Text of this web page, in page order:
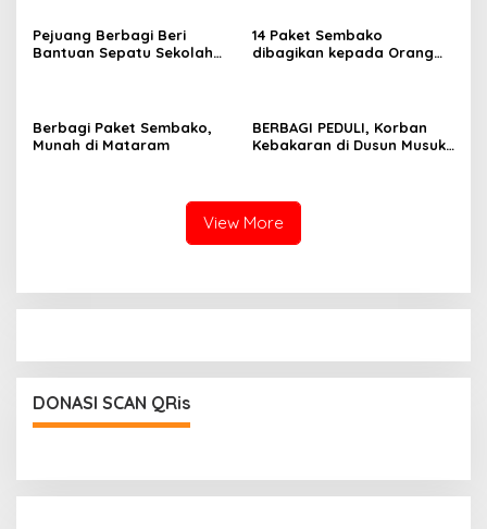
Pejuang Berbagi Beri
Bantuan Sepatu Sekolah
14 Paket Sembako
dibagikan kepada Orang
Berbagi Paket Sembako,
Munah di Mataram
BERBAGI PEDULI, Korban
Kebakaran di Dusun Musuk,
View More
DONASI SCAN QRis